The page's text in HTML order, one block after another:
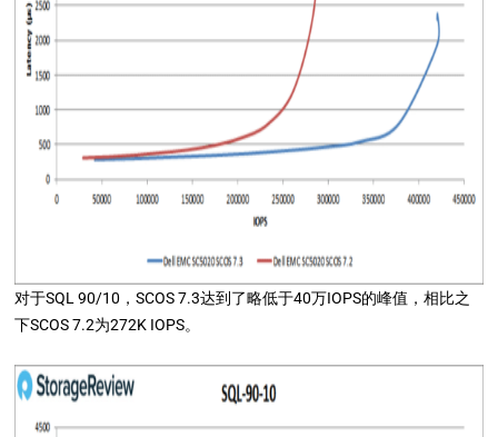
对于SQL 90/10，SCOS 7.3达到了略低于40万IOPS的峰值，相比之
下SCOS 7.2为272K IOPS。